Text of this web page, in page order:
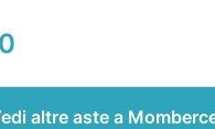
altre aste a